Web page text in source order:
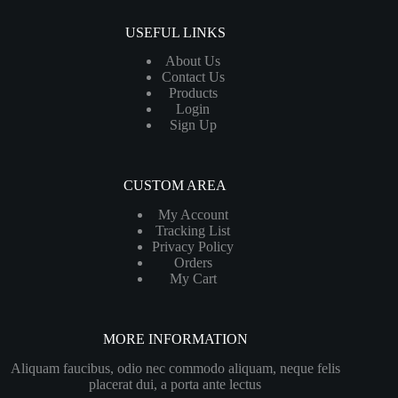
USEFUL LINKS
About Us
Contact Us
Products
Login
Sign Up
CUSTOM AREA
My Account
Tracking List
Privacy Policy
Orders
My Cart
MORE INFORMATION
Aliquam faucibus, odio nec commodo aliquam, neque felis
placerat dui, a porta ante lectus